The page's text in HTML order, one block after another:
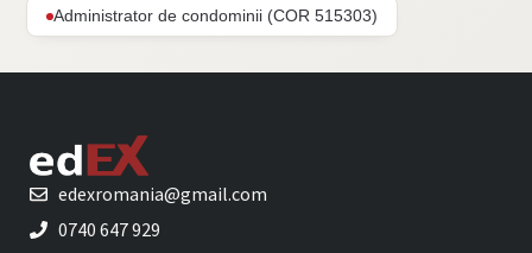
Administrator de condominii (COR 515303)
edexromania@gmail.com
0740 647 929